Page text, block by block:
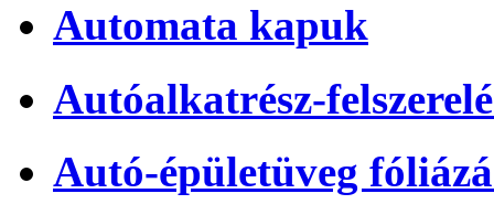
Automata kapuk
Autóalkatrész-
Autó-épületüveg